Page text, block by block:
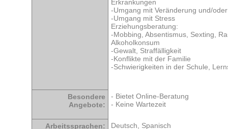
Erkrankungen
-Umgang mit Veränderung und/
-Umgang mit Stress
Erziehungsberatung:
-Mobbing, Absentismus, Sexting,
Alkoholkonsum
-Gewalt, Straffälligkeit
-Konflikte mit der Familie
-Schwierigkeiten in der Schule,
Besondere
Angebote:
- Bietet Online-Beratung
- Keine Wartezeit
Arbeitssprachen: Deutsch, Spanisch